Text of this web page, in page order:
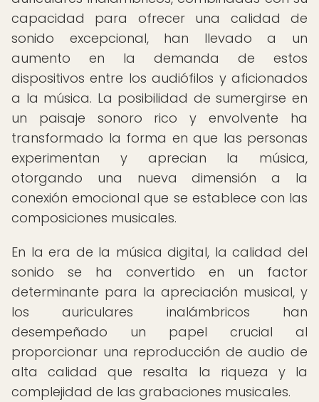
capacidad para ofrecer una calidad de
sonido excepcional, han llevado a un
aumento en la demanda de estos
dispositivos entre los audiófilos y aficionados
a la música. La posibilidad de sumergirse en
un paisaje sonoro rico y envolvente ha
transformado la forma en que las personas
experimentan y aprecian la música,
otorgando una nueva dimensión a la
conexión emocional que se establece con las
composiciones musicales.
En la era de la música digital, la calidad del
sonido se ha convertido en un factor
determinante para la apreciación musical, y
los auriculares inalámbricos han
desempeñado un papel crucial al
proporcionar una reproducción de audio de
alta calidad que resalta la riqueza y la
complejidad de las grabaciones musicales.